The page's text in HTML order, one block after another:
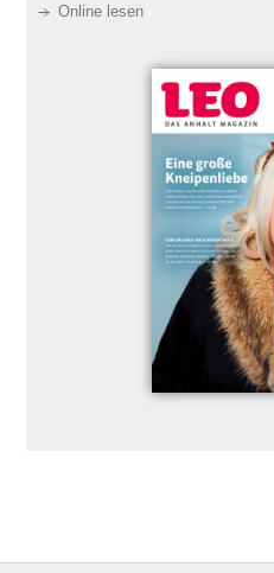
Online lesen